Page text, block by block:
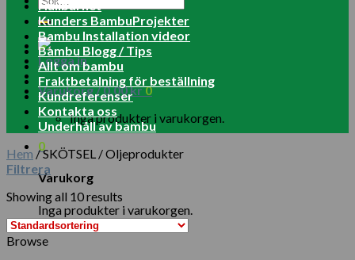
efter:
Logga in
Varukorg /0.00kr0
Inga produkter i varukorgen.
0
Varukorg
Inga produkter i varukorgen.
Hållbarhet
Kunders BambuProjekter
Bambu Installation videor
Bambu Blogg / Tips
Allt om bambu
Fraktbetalning för beställning
Kundreferenser
Kontakta oss
Underhåll av bambu
Hem /SKÖTSEL / Oljeprodukter
Filtrera
Showing all 10 results
Browse